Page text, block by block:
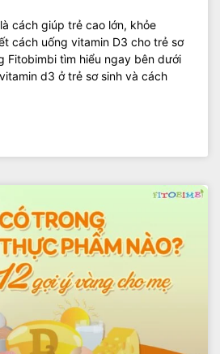
cách giúp trẻ cao lớn, khỏe
cách uống vitamin D3 cho trẻ sơ
Fitobimbi tìm hiểu ngay bên dưới
d3 ở trẻ sơ sinh và cách